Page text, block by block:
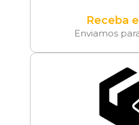
Receba
Enviamos